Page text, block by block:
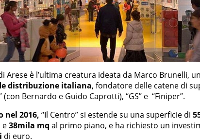
Arese è l’ultima creatura ideata da Marco Brunelli,
distribuzione italiana, fondatore delle catene di
(con Bernardo e Guido Caprotti), “GS” e “Finiper”.
nel 2016, “Il Centro” si estende su una superficie di
e38mila mq al primo piano, e ha richiesto un
di euro.